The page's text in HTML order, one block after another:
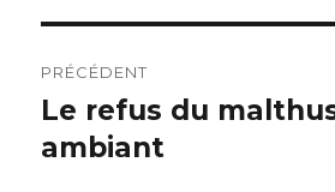
de
l’article
PRÉCÉDENT
Article
précédent :
Le refus du
ambiant